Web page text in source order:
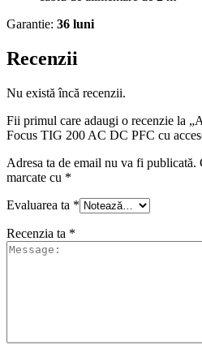
Garantie: 36 luni
Recenzii
Nu există încă recenzii.
Fii primul care adaugi o recenzie la
Focus TIG 200 AC DC PFC cu
Adresa ta de email nu va fi publicată.
marcate cu *
Evaluarea ta *
Recenzia ta *